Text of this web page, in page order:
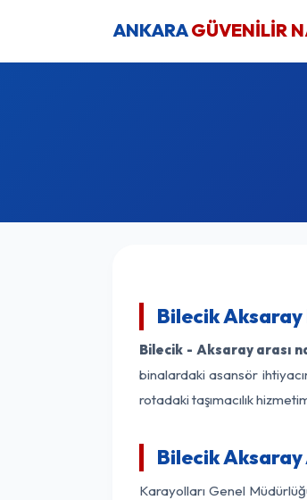
ANKARAGÜVENİLİR
Bilecik
Bilecik - Aksaray arası
binalardaki asansör
rotadaki taşımacılık
Bilecik Aksaray
Karayolları Genel